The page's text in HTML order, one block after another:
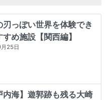
刃っぽい世界を体験でき
すめ施設【関西編】
25日
内海】遊郭跡も残る大崎